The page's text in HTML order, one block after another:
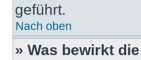
geführt.
Nach oben
» Was bewirkt